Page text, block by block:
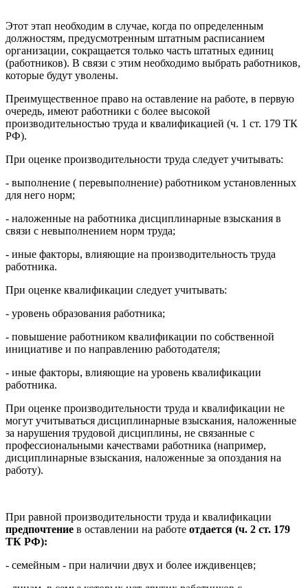
Этот этап необходим в случае, когда по определенным
должностям, предусмотренным штатным расписанием
организации, сокращается только часть штатных единиц
(работников). В связи с этим необходимо выбрать работников,
которые будут уволены.
Преимущественное право на оставление на работе, в первую
очередь, имеют работники с более высокой
производительностью труда и квалификацией (ч. 1 ст. 179 ТК
РФ).
При оценке производительности труда следует учитывать:
- выполнение ( перевыполнение) работником установленных
для него норм;
- наложенные на работника дисциплинарные взыскания в
связи с невыполнением норм труда;
- иные факторы, влияющие на производительность труда
работника.
При оценке квалификации следует учитывать:
- уровень образования работника;
- повышение работником квалификации по собственной
инициативе и по направлению работодателя;
- иные факторы, влияющие на уровень квалификации
работника.
При оценке производительности труда и квалификации не
могут учитываться дисциплинарные взыскания, наложенные
за нарушения трудовой дисциплины, не связанные с
профессиональными качествами работника (например,
дисциплинарные взыскания, наложенные за опоздания на
работу).
При равной производительности труда и квалификации
предпочтение в оставлении на работе отдается (ч. 2 ст. 179
ТК РФ):
- семейным - при наличии двух и более иждивенцев;